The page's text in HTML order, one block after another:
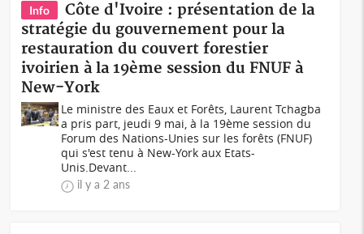
Info
Côte d'Ivoire : présentation de la
stratégie du gouvernement pour la
restauration du couvert forestier
ivoirien à la 19ème session du FNUF à
New-York
Le ministre des Eaux et Forêts, Laurent Tchagba
a pris part, jeudi 9 mai, à la 19ème session du
Forum des Nations-Unies sur les forêts (FNUF)
qui s'est tenu à New-York aux Etats-
Unis.Devant...
il y a 2 ans